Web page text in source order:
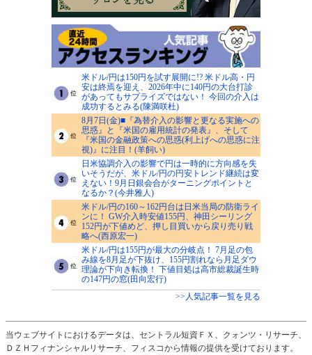
米ドル/円は150円を試す展開に!? 米ドル高・円
安は終焉を迎え、2026年中に140円の大台打診
があってもサプライズではない！ 今回の介入は
成功するとみる(陳満咲杜)
8月7日(金)■『為替介入の影響と更なる実施への
思惑』と『米国の雇用統計の発表』、そして
『米国の金融政策への思惑(利上げへの思惑に注
視)』に注目！(羊飼い)
日米協調介入の影響で円は一時的に方向感を失
いそうだが、米ドル/円の円安トレンド継続は変
えない！9月日銀会合がターニングポイントと
なるか？(今井雅人)
米ドル/円の160～162円台は日米当局の防衛ライ
ンに！ GW介入時安値155円、神田シーリング
152円が下値めど、押し目買いから戻り売り戦
略へ(西原宏一)
米ドル/円は155円が最大の分岐点！ 7月足の包
み線を8月足が下抜け、155円割れなら月足ダウ
理論が下向き転換！ 下値目処は高市総裁誕生時
の147円の窓(田向宏行)
>>人気記事一覧を見る
当ウェブサイトにおけるデータは、セントラル短資ＦＸ、クォンツ・リサーチ、
ＤＺＨフィナンシャルリサーチ、フィスコから情報の提供を受けております。